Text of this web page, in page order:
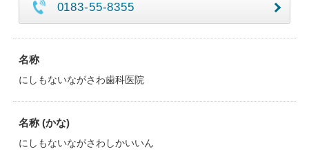
0183-55-8355
名称
にしもないながさわ歯科医院
名称 (かな)
にしもないながさわしかいいん